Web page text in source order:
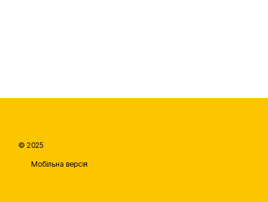
© 2025
Мобільна версія